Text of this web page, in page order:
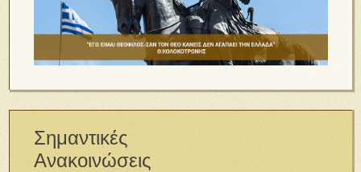
Σημαντικές
Ανακοινώσεις